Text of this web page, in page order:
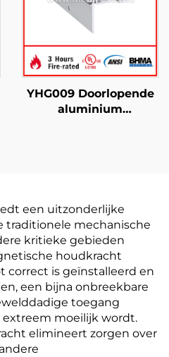
YHG009 Doorlopende
aluminium
een uitzonderlijke
traditionele mechanische
kritieke gebieden
houdkracht
correct is geïnstalleerd en
een bijna onbreekbare
toegang
moeilijk wordt.
elimineert zorgen over